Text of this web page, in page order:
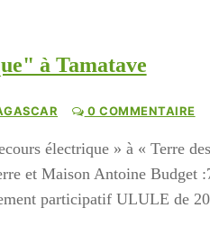
à Tamatave
0 COMMENTAIRE
électrique » à « Terre
et Maison Antoine Budget
participatif ULULE de